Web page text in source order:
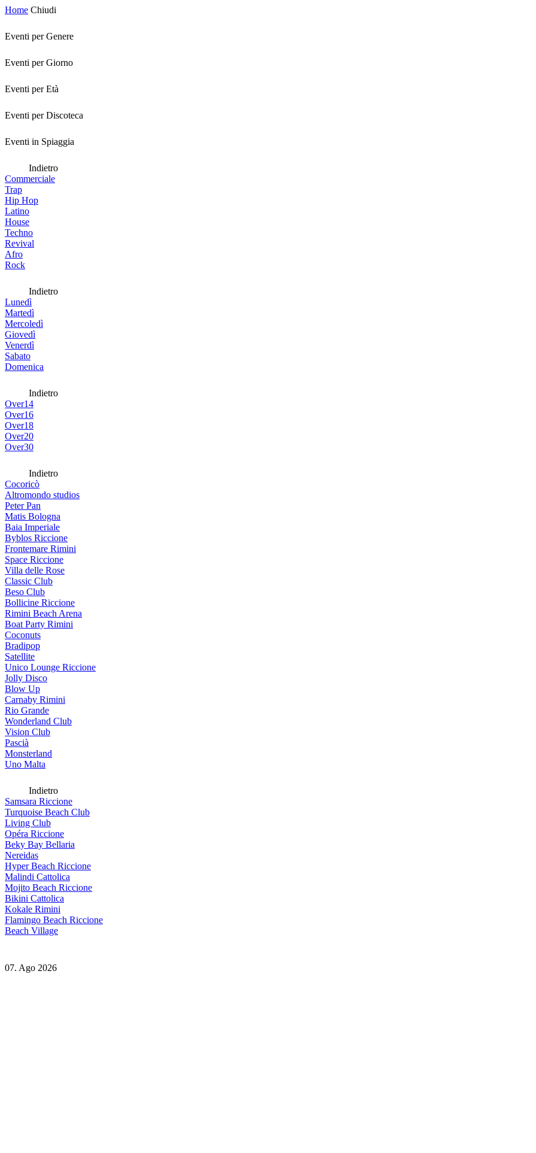
Home Chiudi
Eventi per Genere
Eventi per Giorno
Eventi per Età
Eventi per Discoteca
Eventi in Spiaggia
Indietro
Commerciale
Trap
Hip Hop
Latino
House
Techno
Revival
Afro
Rock
Indietro
Lunedì
Martedì
Mercoledì
Giovedì
Venerdì
Sabato
Domenica
Indietro
Over14
Over16
Over18
Over20
Over30
Indietro
Cocoricò
Altromondo studios
Peter Pan
Matis Bologna
Baia Imperiale
Byblos Riccione
Frontemare Rimini
Space Riccione
Villa delle Rose
Classic Club
Beso Club
Bollicine Riccione
Rimini Beach Arena
Boat Party Rimini
Coconuts
Bradipop
Satellite
Unico Lounge Riccione
Jolly Disco
Blow Up
Carnaby Rimini
Rio Grande
Wonderland Club
Vision Club
Pascià
Monsterland
Uno Malta
Indietro
Samsara Riccione
Turquoise Beach Club
Living Club
Opéra Riccione
Beky Bay Bellaria
Nereidas
Hyper Beach Riccione
Malindi Cattolica
Mojito Beach Riccione
Bikini Cattolica
Kokale Rimini
Flamingo Beach Riccione
Beach Village
07. Ago 2026